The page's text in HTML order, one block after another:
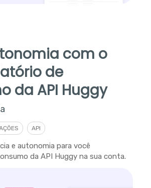
com o
de
da API Huggy
API
e autonomia para você
da API Huggy na sua conta.